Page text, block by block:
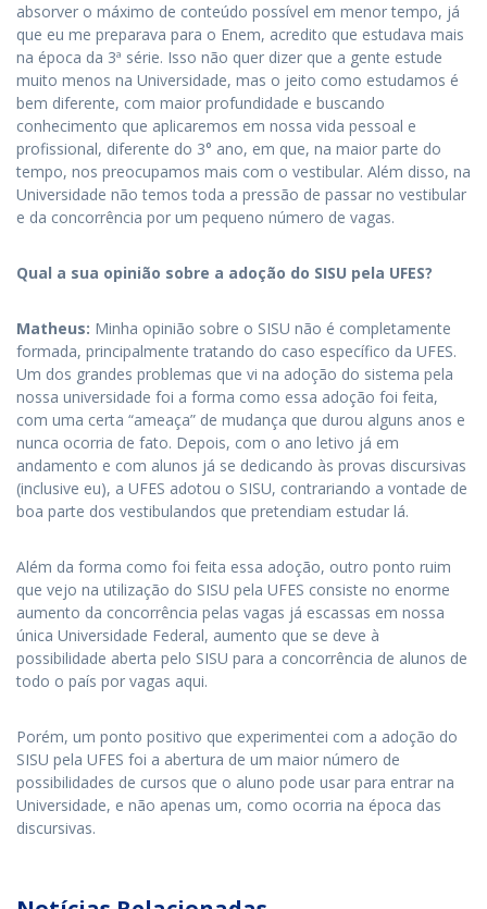
absorver o máximo de conteúdo possível em menor tempo, já
que eu me preparava para o Enem, acredito que estudava mais
na época da 3ª série. Isso não quer dizer que a gente estude
muito menos na Universidade, mas o jeito como estudamos é
bem diferente, com maior profundidade e buscando
conhecimento que aplicaremos em nossa vida pessoal e
profissional, diferente do 3° ano, em que, na maior parte do
tempo, nos preocupamos mais com o vestibular. Além disso, na
Universidade não temos toda a pressão de passar no vestibular
e da concorrência por um pequeno número de vagas.
Qual a sua opinião sobre a adoção do SISU pela UFES?
Matheus: Minha opinião sobre o SISU não é completamente
formada, principalmente tratando do caso específico da UFES.
Um dos grandes problemas que vi na adoção do sistema pela
nossa universidade foi a forma como essa adoção foi feita,
com uma certa “ameaça” de mudança que durou alguns anos e
nunca ocorria de fato. Depois, com o ano letivo já em
andamento e com alunos já se dedicando às provas discursivas
(inclusive eu), a UFES adotou o SISU, contrariando a vontade de
boa parte dos vestibulandos que pretendiam estudar lá.
Além da forma como foi feita essa adoção, outro ponto ruim
que vejo na utilização do SISU pela UFES consiste no enorme
aumento da concorrência pelas vagas já escassas em nossa
única Universidade Federal, aumento que se deve à
possibilidade aberta pelo SISU para a concorrência de alunos de
todo o país por vagas aqui.
Porém, um ponto positivo que experimentei com a adoção do
SISU pela UFES foi a abertura de um maior número de
possibilidades de cursos que o aluno pode usar para entrar na
Universidade, e não apenas um, como ocorria na época das
discursivas.